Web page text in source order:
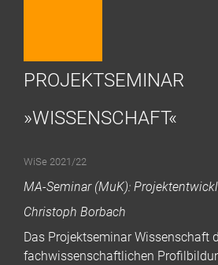
PROJEKTSEMINAR
»WISSENSCHAFT«
WiSe 2021/22
MA-Seminar (MuK):
Christoph Borbach
Das Projektseminar Wissenschaft
fachwissenschaftlichen